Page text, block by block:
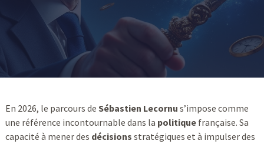
En 2026, le parcours de Sébastien Lecornu s’impose comme
une référence incontournable dans la politiquefrançaise. Sa
capacité à mener des décisions stratégiques et à impulser des